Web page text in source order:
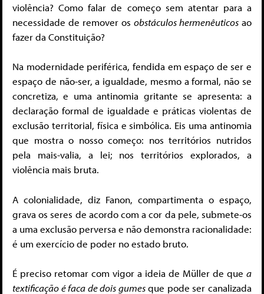
violência? Como falar de começo sem atentar para a
necessidade de remover os obstáculos hermenêuticos ao
fazer da Constituição?
Na modernidade periférica, fendida em espaço de ser e
espaço de não-ser, a igualdade, mesmo a formal, não se
concretiza, e uma antinomia gritante se apresenta: a
declaração formal de igualdade e práticas violentas de
exclusão territorial, física e simbólica. Eis uma antinomia
que mostra o nosso começo: nos territórios nutridos
pela mais-valia, a lei; nos territórios explorados, a
violência mais bruta.
A colonialidade, diz Fanon, compartimenta o espaço,
grava os seres de acordo com a cor da pele, submete-os
a uma exclusão perversa e não demonstra racionalidade:
é um exercício de poder no estado bruto.
É preciso retomar com vigor a ideia de Müller de que a
textificação é faca de dois gumesque pode ser canalizada